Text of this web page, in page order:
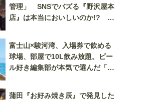
管理」 SNSでバズる『野沢屋本
店』は本当においしいのか!? い
富士山×駿河湾、入場券で飲める
球場、部屋で10L飲み放題。ビー
ル好き編集部が本気で選んだ「ビ
蒲田『お好み焼き辰』で発見した